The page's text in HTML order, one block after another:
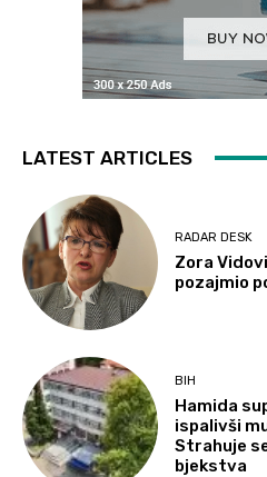
LATEST ARTICLES
RADAR DESK
Zora
pozajmio
BIH
Hamida
ispalivši
Strahuje
bjekstva